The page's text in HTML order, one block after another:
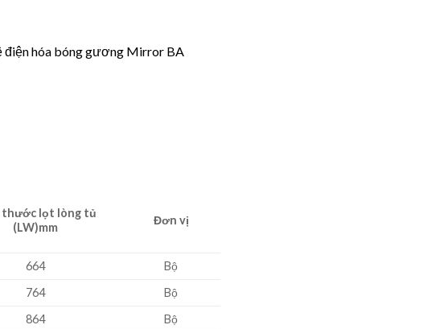
điện hóa bóng gương Mirror BA
thước lọt lòng tủ
(LW)mm
Đơn vị
664
Bộ
764
Bộ
864 Bộ